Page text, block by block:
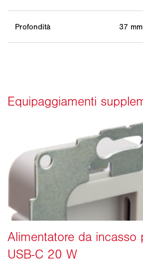
Profondità 37 mm